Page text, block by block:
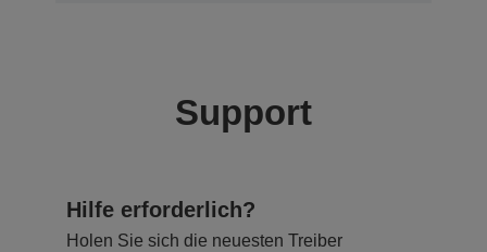
Support
Hilfe erforderlich?
Holen Sie sich die neuesten Treiber